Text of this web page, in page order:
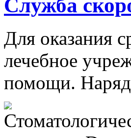
Служба
Для оказания
лечебное
помощи.